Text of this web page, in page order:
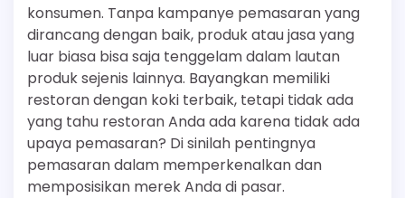
konsumen. Tanpa kampanye pemasaran yang
dirancang dengan baik, produk atau jasa yang
luar biasa bisa saja tenggelam dalam lautan
produk sejenis lainnya. Bayangkan memiliki
restoran dengan koki terbaik, tetapi tidak ada
yang tahu restoran Anda ada karena tidak ada
upaya pemasaran? Di sinilah pentingnya
pemasaran dalam memperkenalkan dan
memposisikan merek Anda di pasar.